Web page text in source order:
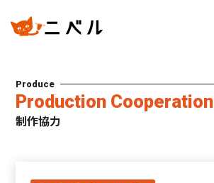
Produce
Production Cooperation
制作協力